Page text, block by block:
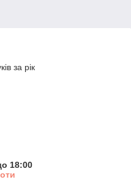
за рік
18:00